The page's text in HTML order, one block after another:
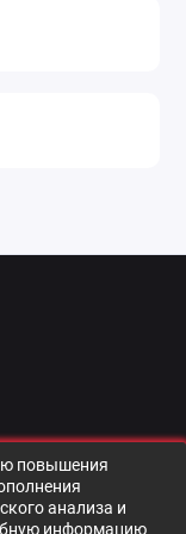
о
ЖК-экрана
вверх при
звуковое
сможете
повышения
анализа и
информацию